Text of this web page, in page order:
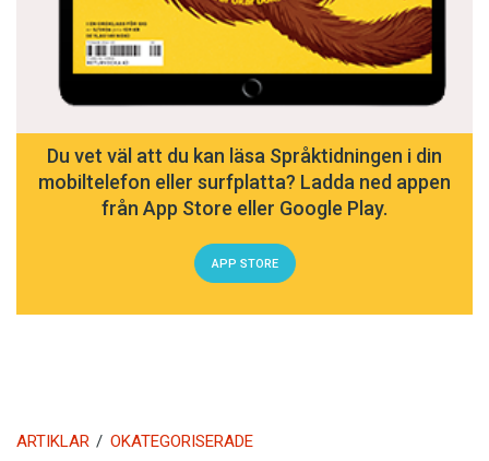
Du vet väl att du kan läsa Språktidningen i din
mobiltelefon eller surfplatta? Ladda ned appen
från App Store eller Google Play.
APP STORE
ARTIKLAR OKATEGORISERADE